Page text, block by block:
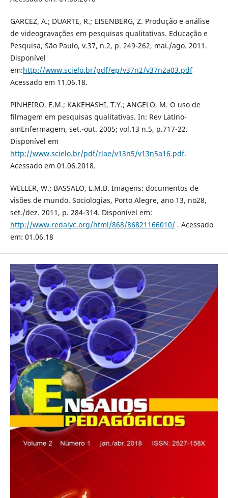
GARCEZ, A.; DUARTE, R.; EISENBERG, Z. Produção e análise
de videogravações em pesquisas qualitativas. Educação e
Pesquisa, São Paulo, v.37, n.2, p. 249-262, mai./ago. 2011.
Disponível
em:http://www.scielo.br/pdf/ep/v37n2/v37n2a03.pdf
Acessado em 11.06.18.
PINHEIRO, E.M.; KAKEHASHI, T.Y.; ANGELO, M. O uso de
filmagem em pesquisas qualitativas. In: Rev Latino-
amEnfermagem, set.-out. 2005; vol.13 n.5, p.717-22.
Disponível em
http://www.scielo.br/pdf/rlae/v13n5/v13n5a16.pdf.
Acessado em 01.06.2018.
WELLER, W.; BASSALO, L.M.B. Imagens: documentos de
visões de mundo. Sociologias, Porto Alegre, ano 13, no28,
set./dez. 2011, p. 284-314. Disponível em:
http://www.redalyc.org/html/868/86821166010/. Acessado
em: 01.06.18